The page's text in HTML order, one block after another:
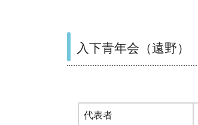
入下青年会（遠野）
代表者